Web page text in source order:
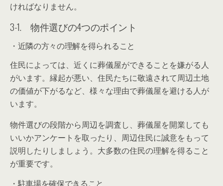
ければなりません。
3-1. 物件選びの4つのポイント
・近隣の方々の理解を得られること
住民によっては、近くに葬儀屋ができることを嫌がる人
がいます。縁起が悪い、住民たちに敬遠されて周辺土地
の価値が下がるなど、様々な理由で葬儀屋を避ける人が
います。
物件選びの段階から周辺を調査し、葬儀屋を開業しても
いいかアンケートを取ったり、周辺住民に誠意をもって
説明したりしましょう。大多数の住民の理解を得ること
が重要です。
・駐車場を確保できること